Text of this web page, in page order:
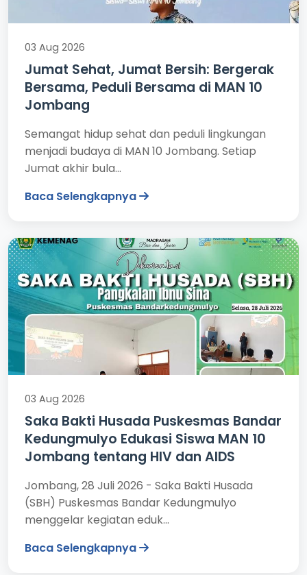
03 Aug 2026
Jumat Sehat, Jumat Bersih: Bergerak
Bersama, Peduli Bersama di MAN 10
Jombang
Semangat hidup sehat dan peduli lingkungan
menjadi budaya di MAN 10 Jombang. Setiap
Jumat akhir bula...
Baca Selengkapnya
03 Aug 2026
Saka Bakti Husada Puskesmas Bandar
Kedungmulyo Edukasi Siswa MAN 10
Jombang tentang HIV dan AIDS
Jombang, 28 Juli 2026 - Saka Bakti Husada
(SBH) Puskesmas Bandar Kedungmulyo
menggelar kegiatan eduk...
Baca Selengkapnya